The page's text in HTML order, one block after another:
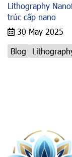
Lithography
trúc cấp nano
30 May 2025
Blog